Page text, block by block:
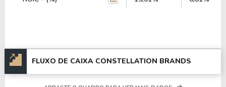
lucro no valor de R$ 1,82 Bilhão.
últimos 12 meses o dividend yeld da STZ ficou em
3,19%.FLUXO DE CAIXA CONSTELLATION BRANDS